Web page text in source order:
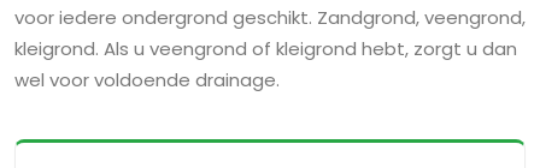
voor iedere ondergrond geschikt. Zandgrond, veengrond,
kleigrond. Als u veengrond of kleigrond hebt, zorgt u dan
wel voor voldoende drainage.